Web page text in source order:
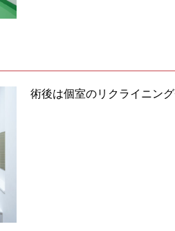
術後は個室のリクライニン